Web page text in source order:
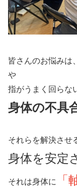
皆さんのお悩みは
や
指がうまく回らな
身体の不具
それらを解決させ
身体を安定
それは身体に 「